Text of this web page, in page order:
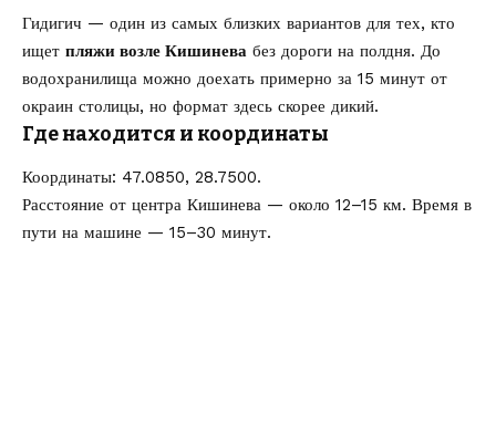
Гидигич — один из самых близких вариантов для тех, кто
ищет пляжи возле Кишинева без дороги на полдня. До
водохранилища можно доехать примерно за 15 минут от
окраин столицы, но формат здесь скорее дикий.
Где находится и координаты
Координаты: 47.0850, 28.7500.
Расстояние от центра Кишинева — около 12–15 км. Время в
пути на машине — 15–30 минут.